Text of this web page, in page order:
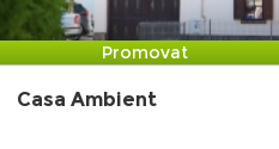
Promovat
Casa Ambient